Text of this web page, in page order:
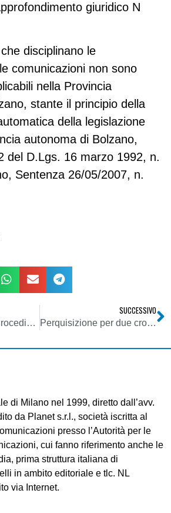
giuridico N
disciplinano le
comunicazioni non sono
nella Provincia
stante il principio della
della legislazione
autonoma di Bolzano,
del D.Lgs. 16 marzo 1992, n.
Sentenza 26/05/2007, n.
Amministrativo – Procedimento amministrativo
SUCCESSIVO
Perquisizione per due cronisti del “Corriere” nell’ambito del caso De Gregorio
di Milano nel 1999, diretto dall’avv.
da Planet s.r.l., società iscritta al
presso l’Autorità per le
cui fanno riferimento anche le
prima struttura italiana di
in ambito editoriale e tlc. NL
via Internet.